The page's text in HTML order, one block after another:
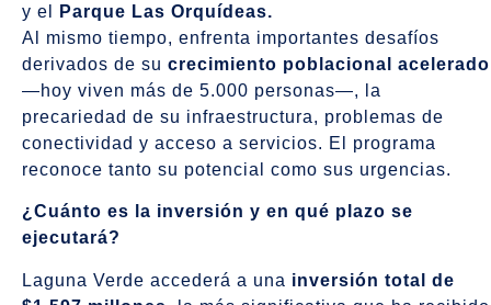
y el
Parque Las Orquídeas.
Al mismo tiempo, enfrenta importantes desafíos
derivados de su crecimiento poblacional acelerado
—hoy viven más de 5.000 personas—, la
precariedad de su infraestructura, problemas de
conectividad y acceso a servicios. El programa
reconoce tanto su potencial como sus urgencias.
¿Cuánto es la inversión y en qué plazo se
ejecutará?
Laguna Verde accederá a una inversión total de